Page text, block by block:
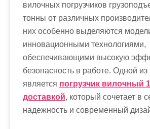
вилочных погрузчиков
тонны от различных
них особенно выделяются
инновационными технологиями,
обеспечивающими высокую
безопасность в работе. Одной из
является погрузчик вилочный
доставкой, который сочетает в
надежность и современный